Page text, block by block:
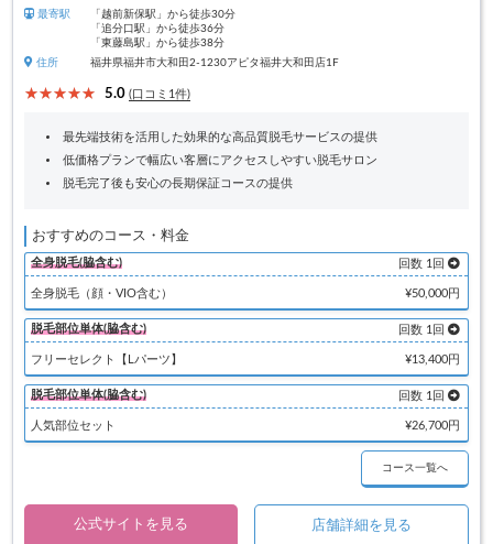
最寄駅
「越前新保駅」から徒歩30分
「追分口駅」から徒歩36分
「東藤島駅」から徒歩38分
住所
福井県福井市大和田2-1230アピタ福井大和田店1F
5.0 (口コミ1件)
最先端技術を活用した効果的な高品質脱毛サービスの提供
低価格プランで幅広い客層にアクセスしやすい脱毛サロン
脱毛完了後も安心の長期保証コースの提供
おすすめのコース・料金
全身脱毛(脇含む) 回数 1回
全身脱毛（顔・VIO含む） ¥50,000円
脱毛部位単体(脇含む) 回数 1回
フリーセレクト【Lパーツ】 ¥13,400円
脱毛部位単体(脇含む) 回数 1回
人気部位セット ¥26,700円
コース一覧へ
公式サイトを見る 店舗詳細を見る